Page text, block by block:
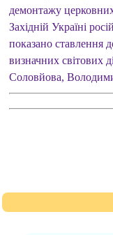
демонтажу церковних
Західній Україні
показано ставлення
визначних світових
Соловйова,